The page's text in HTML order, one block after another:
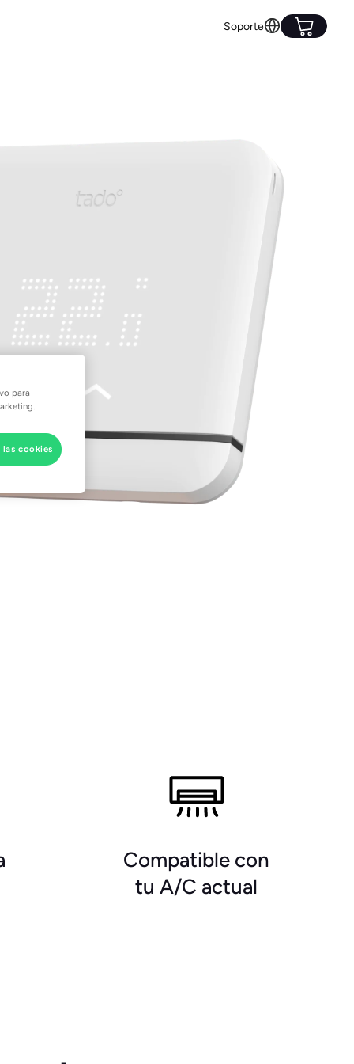
Soporte
Compatible con
tu A/C actual
para
cookies